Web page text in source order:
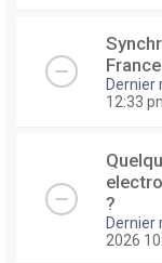
Dernier
12:33
?
Dernier
2026